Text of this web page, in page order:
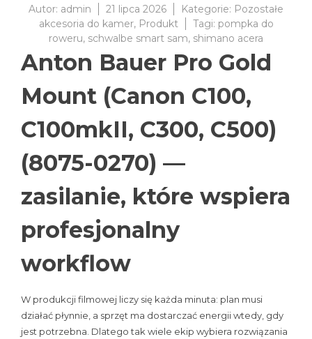
Autor: admin 21 lipca 2026 Kategorie: Pozostałe
akcesoria do kamer, Produkt Tagi: pompka do
roweru, schwalbe smart sam, shimano acera
Anton Bauer Pro Gold
Mount (Canon C100,
C100mkII, C300, C500)
(8075-0270) —
zasilanie, które wspiera
profesjonalny
workflow
W produkcji filmowej liczy się każda minuta: plan musi
działać płynnie, a sprzęt ma dostarczać energii wtedy, gdy
jest potrzebna. Dlatego tak wiele ekip wybiera rozwiązania